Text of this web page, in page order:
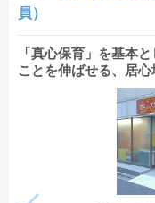
員）
「真心保育」を基本
ことを伸ばせる、居